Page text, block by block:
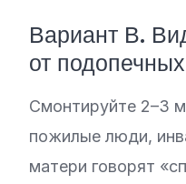
Вариант В.
от подопечных
Смонтируйте 2–3
пожилые люди,
матери говорят